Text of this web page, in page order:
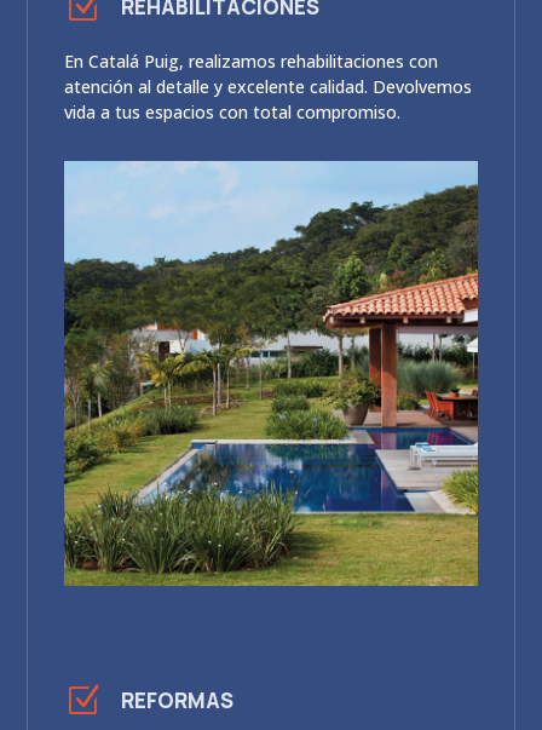
REHABILITACIONES
En Catalá Puig, realizamos rehabilitaciones con
atención al detalle y excelente calidad. Devolvemos
vida a tus espacios con total compromiso.
Z REFORMAS